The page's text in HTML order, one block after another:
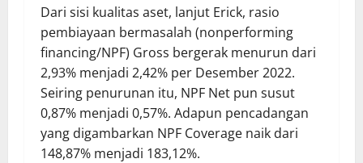
Dari sisi kualitas aset, lanjut Erick, rasio
pembiayaan bermasalah (nonperforming
financing/NPF) Gross bergerak menurun dari
2,93% menjadi 2,42% per Desember 2022.
Seiring penurunan itu, NPF Net pun susut
0,87% menjadi 0,57%. Adapun pencadangan
yang digambarkan NPF Coverage naik dari
148,87% menjadi 183,12%.